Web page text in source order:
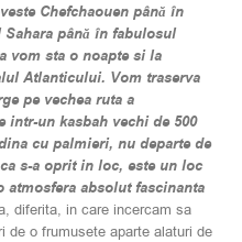
Chefchaouen până în
până în fabulosul
vom sta o noapte si la
Atlanticului. Vom traserva
pe vechea ruta a
intr-un kasbah vechi de 500
cu palmieri, nu departe de
s-a oprit in loc, este un loc
atmosfera absolut fascinanta
diferita, in care incercam sa
de o frumusete aparte alaturi de